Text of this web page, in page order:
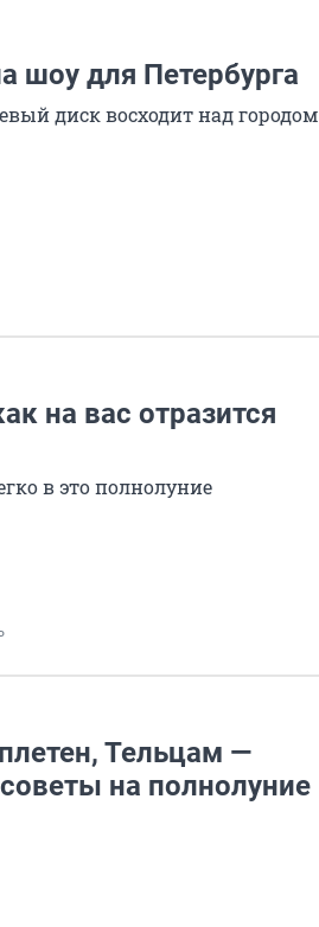
шоу для Петербурга
диск восходит над городом
на вас отразится
в это полнолуние
Тельцам —
на полнолуние